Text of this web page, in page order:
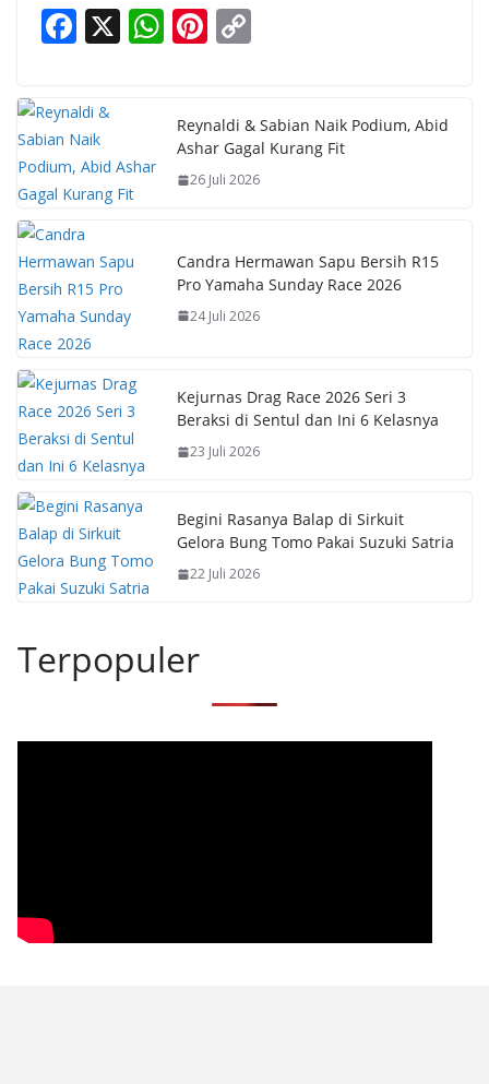
F
e
b
o
o
k
X W
s
A
p
Pi
e
st
y
Li
n
Reynaldi & Sabian Naik Podium, Abid
Ashar Gagal Kurang Fit
26 Juli 2026
Candra Hermawan Sapu Bersih R15
Pro Yamaha Sunday Race 2026
24 Juli 2026
Kejurnas Drag Race 2026 Seri 3
Beraksi di Sentul dan Ini 6 Kelasnya
23 Juli 2026
Begini Rasanya Balap di Sirkuit
Gelora Bung Tomo Pakai Suzuki Satria
22 Juli 2026
Terpopuler